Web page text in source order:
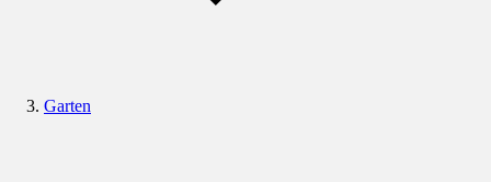
Garten